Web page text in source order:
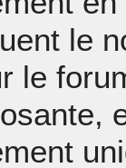
le
le